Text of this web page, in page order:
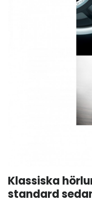
Klassiska
standard